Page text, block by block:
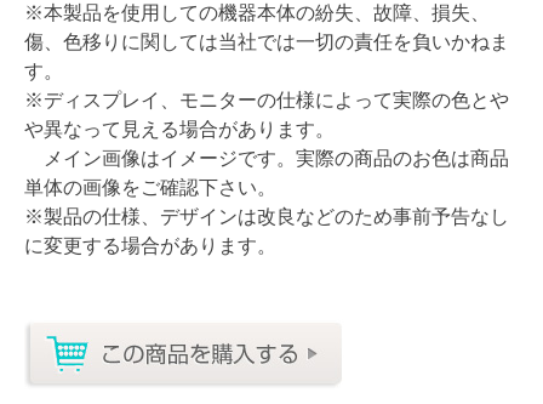
※本製品を使用しての機器本体の紛失、故障、損失、
傷、色移りに関しては当社では一切の責任を負いかねま
す。
※ディスプレイ、モニターの仕様によって実際の色とや
や異なって見える場合があります。
メイン画像はイメージです。実際の商品のお色は商品
単体の画像をご確認下さい。
※製品の仕様、デザインは改良などのため事前予告なし
に変更する場合があります。